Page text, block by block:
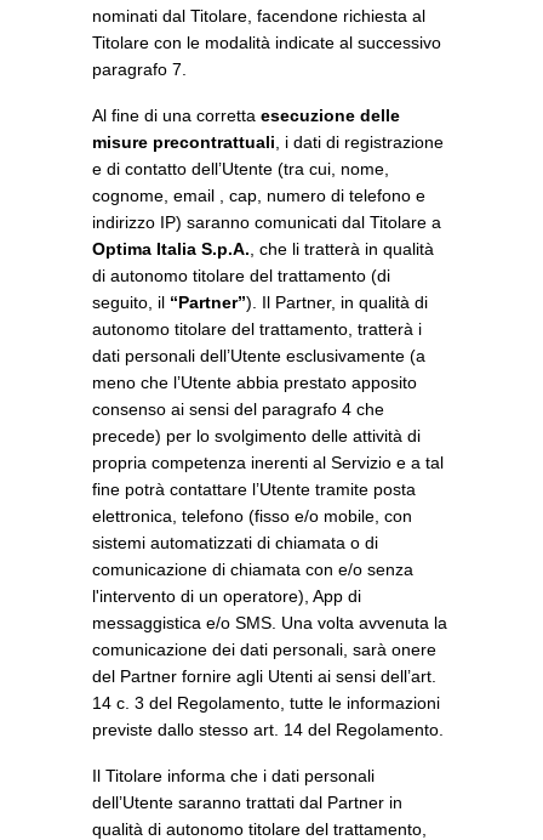
nominati dal Titolare, facendone richiesta al
Titolare con le modalità indicate al successivo
paragrafo 7.
Al fine di una corretta esecuzione delle
misure precontrattuali , i dati di registrazione
e di contatto dell’Utente (tra cui, nome,
cognome, email , cap, numero di telefono e
indirizzo IP) saranno comunicati dal Titolare a
Optima Italia S.p.A. , che li tratterà in qualità
di autonomo titolare del trattamento (di
seguito, il “Partner”). Il Partner, in qualità di
autonomo titolare del trattamento, tratterà i
dati personali dell’Utente esclusivamente (a
meno che l’Utente abbia prestato apposito
consenso ai sensi del paragrafo 4 che
precede) per lo svolgimento delle attività di
propria competenza inerenti al Servizio e a tal
fine potrà contattare l’Utente tramite posta
elettronica, telefono (fisso e/o mobile, con
sistemi automatizzati di chiamata o di
comunicazione di chiamata con e/o senza
l'intervento di un operatore), App di
messaggistica e/o SMS. Una volta avvenuta la
comunicazione dei dati personali, sarà onere
del Partner fornire agli Utenti ai sensi dell’art.
14 c. 3 del Regolamento, tutte le informazioni
previste dallo stesso art. 14 del Regolamento.
Il Titolare informa che i dati personali
dell’Utente saranno trattati dal Partner in
qualità di autonomo titolare del trattamento,